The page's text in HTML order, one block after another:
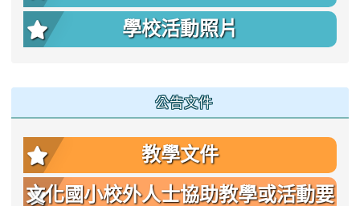
學校活動照片
公告文件
教學文件
文化國小校外人士協助教學或活動要